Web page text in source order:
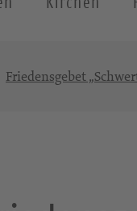
Friedensgebet